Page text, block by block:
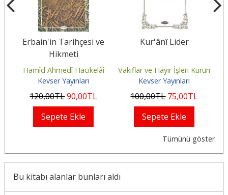
Erbain'in Tarihçesi ve
Hikmeti
Hamîd Ahmedî Hacıkelâî
Kevser Yayınları
120,00TL90,00TL
Sepete Ekle
Kur'ânî Lider
Vakıflar ve Hayır İşleri Kurumu
Kevser Yayınları
100,00TL 75,00TL
Sepete Ekle
Tümünü göster
Bu kitabı alanlar bunları aldı